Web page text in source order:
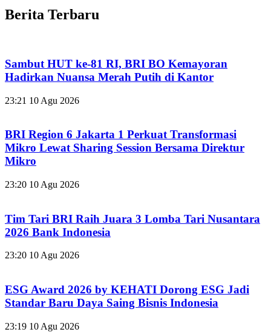
Berita Terbaru
Sambut HUT ke-81 RI, BRI BO Kemayoran
Hadirkan Nuansa Merah Putih di Kantor
23:21 10 Agu 2026
BRI Region 6 Jakarta 1 Perkuat Transformasi
Mikro Lewat Sharing Session Bersama Direktur
Mikro
23:20 10 Agu 2026
Tim Tari BRI Raih Juara 3 Lomba Tari Nusantara
2026 Bank Indonesia
23:20 10 Agu 2026
ESG Award 2026 by KEHATI Dorong ESG Jadi
Standar Baru Daya Saing Bisnis Indonesia
23:19 10 Agu 2026